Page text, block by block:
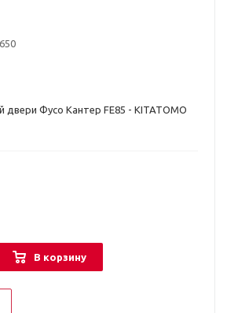
двери Фусо Кантер FE85 - KITATOMO
В корзину